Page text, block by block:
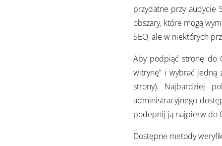
przydatne przy audycie
obszary, które mogą
SEO, ale w niektórych
Aby podpiąć stronę do
witrynę” i wybrać jedną
strony). Najbardziej
administracyjnego
podepnij ją najpierw do
Dostępne metody